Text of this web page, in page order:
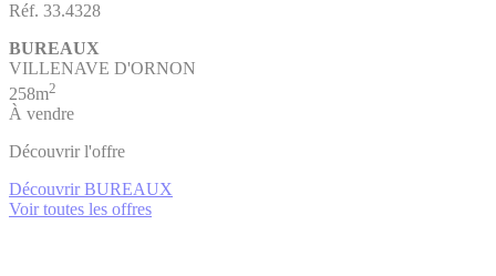
Réf. 33.4328
BUREAUX
VILLENAVE D'ORNON
258m2
À vendre
Découvrir l'offre
Découvrir BUREAUX
Voir toutes les offres